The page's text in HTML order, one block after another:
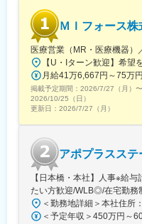
(2)プロジェクトマネジ
スーパーバイザーが日
や面談のほか、必要に
として結果を出せるよ
(3)豊富なプロジェクト
業他社と比較しても、
験を活かしていただく
年代のMRの方が活躍さ
変更の範囲：会社の定
ＭＩフォース株
医療営業（MR・医療機器）
掲載予定期間： 2026/7/27（月） 〜
2026/10/25（日）
更新日： 2026/7/27（月）
アポプラスス
【日本橋・本社】人事※給
たい方歓迎/WLB◎/在宅勤務